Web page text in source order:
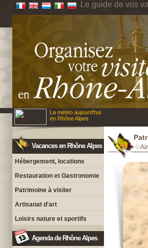
Le guide de vos
La météo aujourd'hui
en Rhône Alpes
Vacances en Rhône Alpes
Hébergement, locations
Restauration et Gastronomie
Patrimoine à visiter
Artisanat d'art
Loisirs nature et sportifs
Agenda de Rhône Alpes